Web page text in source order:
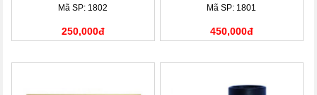
Mã SP: 1802
250,000đ
Mã SP: 1801
450,000đ